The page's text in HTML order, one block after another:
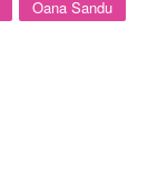
Oana Sandu